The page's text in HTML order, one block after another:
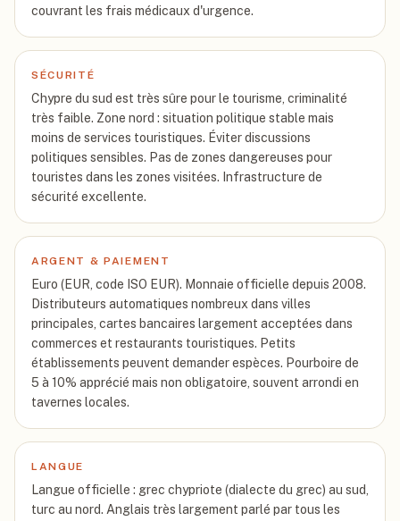
couvrant les frais médicaux d'urgence.
SÉCURITÉ
Chypre du sud est très sûre pour le tourisme, criminalité
très faible. Zone nord : situation politique stable mais
moins de services touristiques. Éviter discussions
politiques sensibles. Pas de zones dangereuses pour
touristes dans les zones visitées. Infrastructure de
sécurité excellente.
ARGENT & PAIEMENT
Euro (EUR, code ISO EUR). Monnaie officielle depuis 2008.
Distributeurs automatiques nombreux dans villes
principales, cartes bancaires largement acceptées dans
commerces et restaurants touristiques. Petits
établissements peuvent demander espèces. Pourboire de
5 à 10% apprécié mais non obligatoire, souvent arrondi en
tavernes locales.
LANGUE
Langue officielle : grec chypriote (dialecte du grec) au sud,
turc au nord. Anglais très largement parlé par tous les